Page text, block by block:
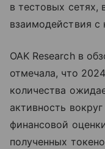
в тестовых сетях,
взаимодействия
OAK Research в
отмечала, что
количества
активность
финансовой
полученных